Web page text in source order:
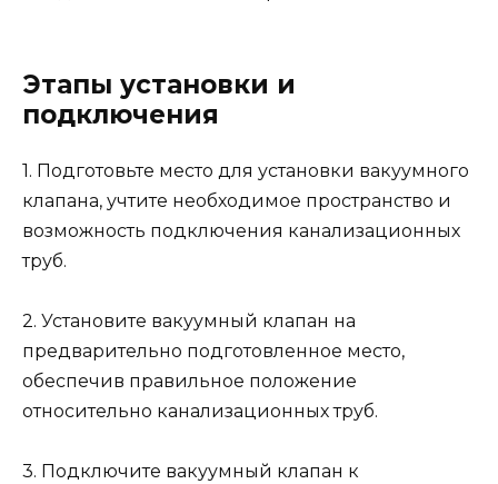
Этапы установки и
подключения
1. Подготовьте место для установки вакуумного
клапана, учтите необходимое пространство и
возможность подключения канализационных
труб.
2. Установите вакуумный клапан на
предварительно подготовленное место,
обеспечив правильное положение
относительно канализационных труб.
3. Подключите вакуумный клапан к